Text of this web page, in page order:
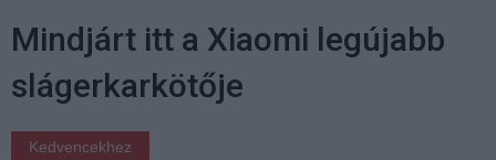
Mindjárt itt a Xiaomi legújabb
slágerkarkötője
Kedvencekhez